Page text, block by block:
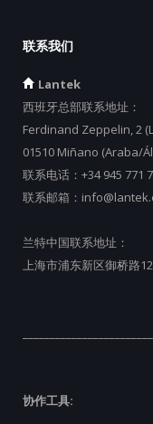
联系我们
Lantek
西班牙总部联系地址：
Ferdinand Zeppelin, 2
01510 Miñano (Araba/
联系电话： +34 945 771
联系邮箱：
兰特中国联系地址：
上海市浦东新区御桥路
协作工具: